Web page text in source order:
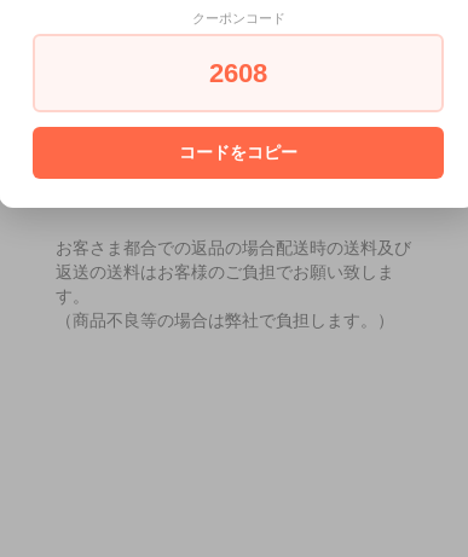
※パッケージが破損している場合など返品をお受
け出来ない場合があります。
※取寄品、受注生産品、セール品等、キャンセル
や返品不可の商品有り。返品不可商品は各商品
詳細ページに返品出来ない旨ご注意を記載して
います。
お客さま都合での返品の場合配送時の送料及び
返送の送料はお客様のご負担でお願い致しま
す。
（商品不良等の場合は弊社で負担します。）
クーポンコード
2608
コードをコピー